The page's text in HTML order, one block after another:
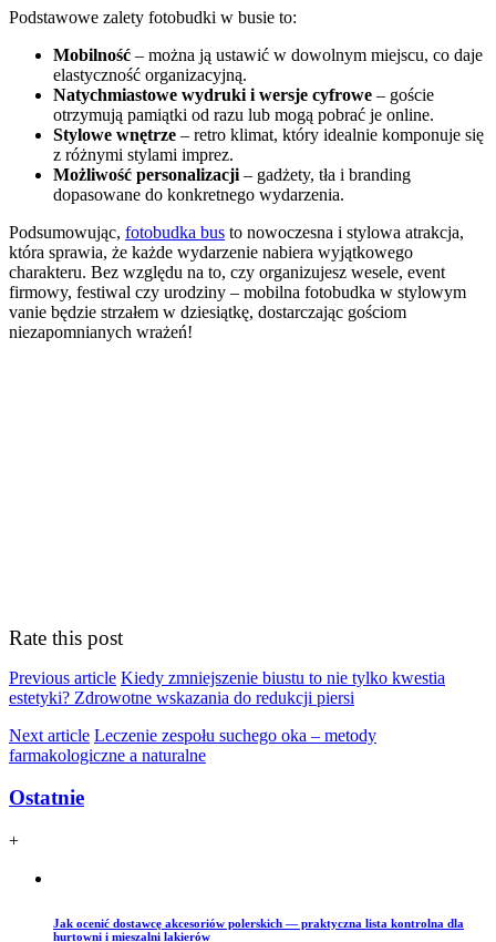
Podstawowe zalety fotobudki w busie to:
Mobilność – można ją ustawić w dowolnym miejscu, co daje
elastyczność organizacyjną.
Natychmiastowe wydruki i wersje cyfrowe – goście
otrzymują pamiątki od razu lub mogą pobrać je online.
Stylowe wnętrze – retro klimat, który idealnie komponuje się
z różnymi stylami imprez.
Możliwość personalizacji – gadżety, tła i branding
dopasowane do konkretnego wydarzenia.
Podsumowując, fotobudka bus to nowoczesna i stylowa atrakcja,
która sprawia, że każde wydarzenie nabiera wyjątkowego
charakteru. Bez względu na to, czy organizujesz wesele, event
firmowy, festiwal czy urodziny – mobilna fotobudka w stylowym
vanie będzie strzałem w dziesiątkę, dostarczając gościom
niezapomnianych wrażeń!
Rate this post
Previous article Kiedy zmniejszenie biustu to nie tylko kwestia
estetyki? Zdrowotne wskazania do redukcji piersi
Next article Leczenie zespołu suchego oka – metody
farmakologiczne a naturalne
Ostatnie
+
Jak ocenić dostawcę akcesoriów polerskich — praktyczna lista kontrolna dla
hurtowni i mieszalni lakierów